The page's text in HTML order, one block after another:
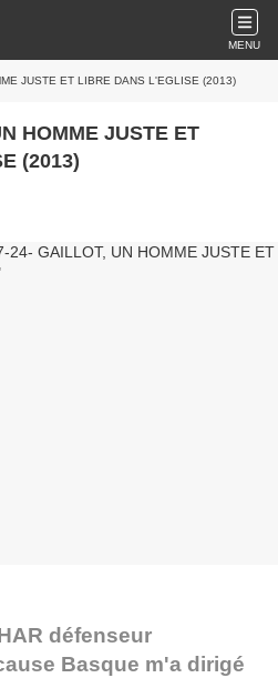
MENU
JUSTE ET LIBRE DANS L'EGLISE (2013)
HOMME JUSTE ET
(2013)
défenseur
Basque m'a dirigé